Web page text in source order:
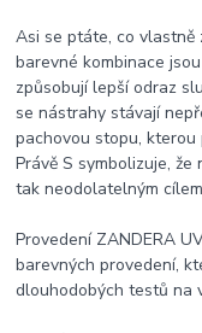
Asi se ptáte, co vlastně
barevné kombinace
způsobují lepší odraz
se nástrahy stávají
pachovou stopu, kterou
Právě S symbolizuje,
tak neodolatelným
Provedení ZANDERA
barevných provedení,
dlouhodobých testů na